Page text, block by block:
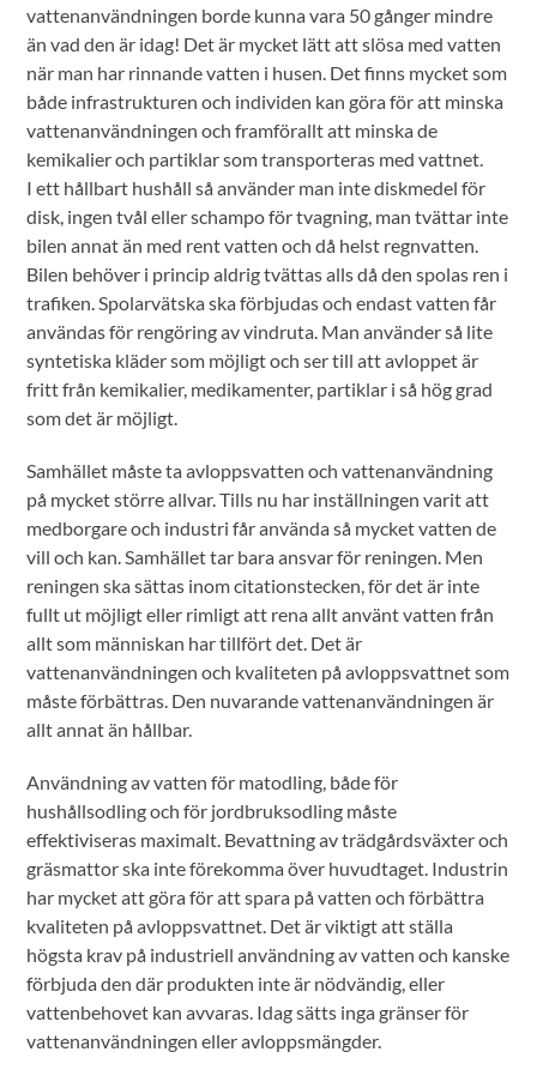
vattenanvändningen borde kunna vara 50 gånger mindre
än vad den är idag! Det är mycket lätt att slösa med vatten
när man har rinnande vatten i husen. Det finns mycket som
både infrastrukturen och individen kan göra för att minska
vattenanvändningen och framförallt att minska de
kemikalier och partiklar som transporteras med vattnet.
I ett hållbart hushåll så använder man inte diskmedel för
disk, ingen tvål eller schampo för tvagning, man tvättar inte
bilen annat än med rent vatten och då helst regnvatten.
Bilen behöver i princip aldrig tvättas alls då den spolas ren i
trafiken. Spolarvätska ska förbjudas och endast vatten får
användas för rengöring av vindruta. Man använder så lite
syntetiska kläder som möjligt och ser till att avloppet är
fritt från kemikalier, medikamenter, partiklar i så hög grad
som det är möjligt.
Samhället måste ta avloppsvatten och vattenanvändning
på mycket större allvar. Tills nu har inställningen varit att
medborgare och industri får använda så mycket vatten de
vill och kan. Samhället tar bara ansvar för reningen. Men
reningen ska sättas inom citationstecken, för det är inte
fullt ut möjligt eller rimligt att rena allt använt vatten från
allt som människan har tillfört det. Det är
vattenanvändningen och kvaliteten på avloppsvattnet som
måste förbättras. Den nuvarande vattenanvändningen är
allt annat än hållbar.
Användning av vatten för matodling, både för
hushållsodling och för jordbruksodling måste
effektiviseras maximalt. Bevattning av trädgårdsväxter och
gräsmattor ska inte förekomma över huvudtaget. Industrin
har mycket att göra för att spara på vatten och förbättra
kvaliteten på avloppsvattnet. Det är viktigt att ställa
högsta krav på industriell användning av vatten och kanske
förbjuda den där produkten inte är nödvändig, eller
vattenbehovet kan avvaras. Idag sätts inga gränser för
vattenanvändningen eller avloppsmängder.